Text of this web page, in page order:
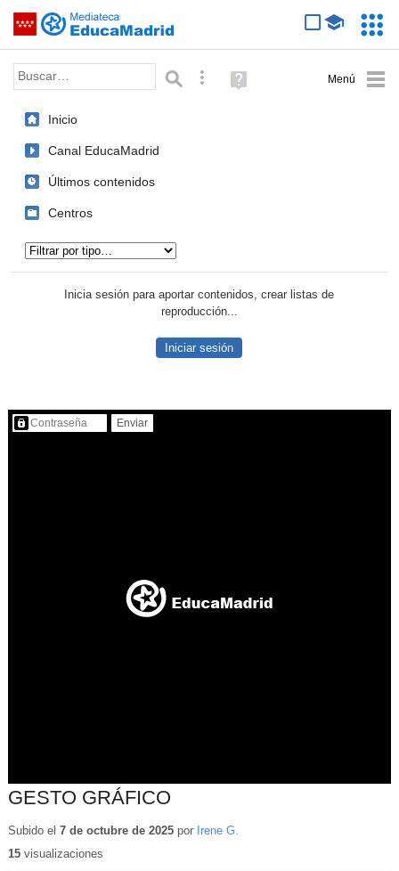
Saltar navegación
Palabra o frase: Búsqueda avanzada
Ayuda
(en
Inicio
Canal EducaMadrid
Últimos contenidos
Centros
Inicia sesión para aportar contenidos, crear listas de
reproducción...
Iniciar sesión
Contenido protegido…
GESTO GRÁFICO
Subido el 7 de octubre de 2025por Irene G.
15visualizaciones